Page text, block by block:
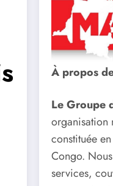
À propos
Le Groupe
organisation
constituée
Congo.
services,